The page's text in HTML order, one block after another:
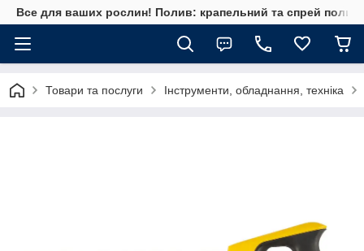
Все для ваших рослин! Полив: крапельний та спрей полив,
Товари та послуги Інструменти, обладнання, техніка